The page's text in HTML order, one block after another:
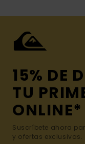
15% DE
TU
ONLINE*
Suscríbete ahora
y ofertas exclusivas.